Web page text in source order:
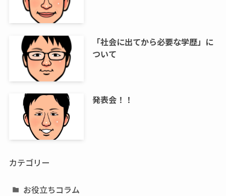
「社会に出てから必要な学歴」に
ついて
発表会！！
カテゴリー
お役立ちコラム